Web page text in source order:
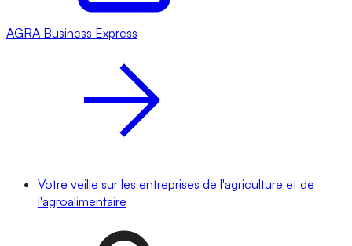
AGRA Business Express
Votre veille sur les entreprises de l'agriculture et de
l'agroalimentaire